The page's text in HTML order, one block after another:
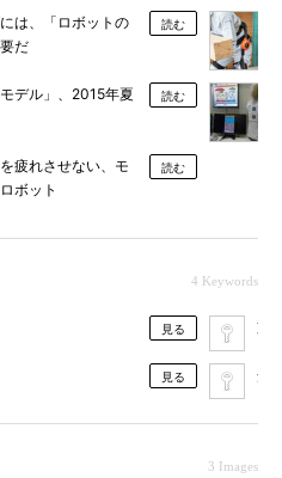
は、「ロボットの
だ
読む
デル」、2015年夏
読む
疲れさせない、モ
ボット
読む
4 Keywords
見る
見る
支
介
3 Images